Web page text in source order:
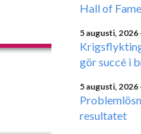
Hall of Fame
5 augusti, 2026
gör succé i
5 augusti, 2026
resultatet